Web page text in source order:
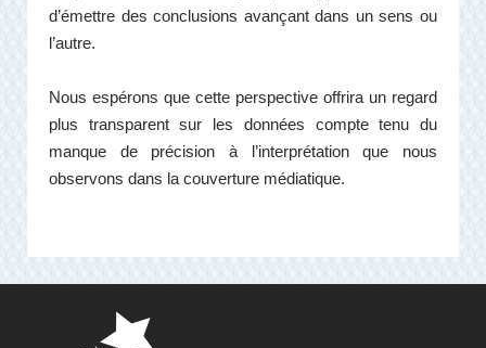
d’émettre des conclusions avançant dans un sens ou
l’autre.
Nous espérons que cette perspective offrira un regard
plus transparent sur les données compte tenu du
manque de précision à l’interprétation que nous
observons dans la couverture médiatique.